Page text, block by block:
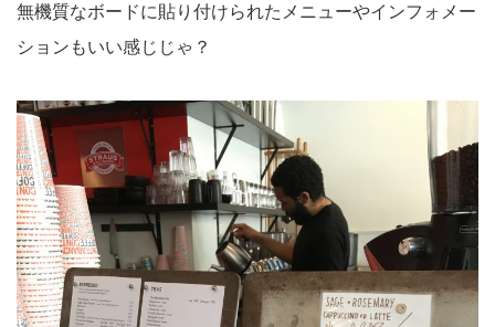
無機質なボードに貼り付けられたメニューやインフォメー
ションもいい感じじゃ？